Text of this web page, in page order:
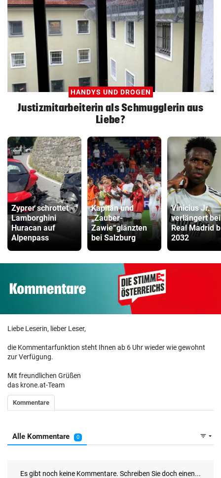
HANDYS UND DROGEN
Justizmitarbeiterin als Schmugglerin aus
Liebe?
Zyprer schrottet
Lamborghini
Huracan auf
Alpenpass
Kapitän und
„Zauber-
Zawie“glänzten
bei Salzburg
Vinicius Jr.
verlängert bei
Real Madrid
2032
Liebe Leserin, lieber Leser,
die Kommentarfunktion steht Ihnen ab 6 Uhr wieder wie gewohnt
zur Verfügung.
Mit freundlichen Grüßen
das krone.at-Team